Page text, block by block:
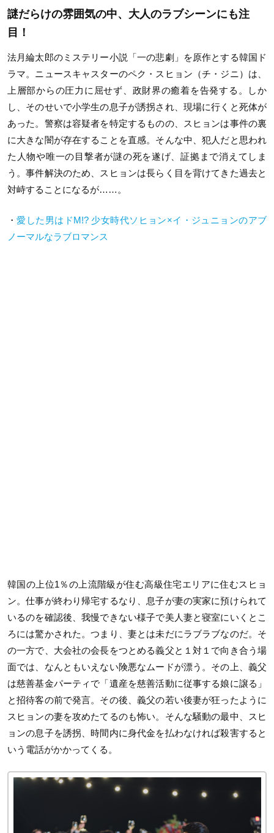
謎だらけの雰囲気の中、大人のラブシーンにも注
目！
法月綸太郎のミステリー小説「一の悲劇」を原作とする韓国ド
ラマ。ニュースキャスターのペク・スヒョン（チ・ジニ）は、
上層部からの圧力に屈せず、政財界の癒着を告発する。しか
し、そのせいで小学生の息子が誘拐され、現場に行くと死体が
あった。警察は容疑者を特定するものの、スヒョンは事件の裏
に大きな闇が存在することを直感。そんな中、犯人だと思われ
た人物や唯一の目撃者が謎の死を遂げ、証拠まで消えてしま
う。事件解決のため、スヒョンは長らく目を背けてきた過去と
対峙することになるが……。
・愛した男はドM!? 少女時代ソヒョン×イ・ジュニョンのアブ
ノーマルなラブロマンス
韓国の上位1％の上流階級が住む高級住宅エリアに住むスヒョ
ン。仕事が終わり帰宅するなり、息子が妻の実家に預けられて
いるのを確認後、我慢できない様子で美人妻と寝室にいくとこ
ろには驚かされた。つまり、妻とは未だにラブラブなのだ。そ
の一方で、大会社の会長をつとめる義父と１対１で向き合う場
面では、なんともいえない険悪なムードが漂う。その上、義父
は慈善基金パーティで「遺産を慈善活動に従事する娘に譲る」
と招待客の前で発言。その後、義父の若い後妻が狂ったように
スヒョンの妻を攻めたてるのも怖い。そんな騒動の最中、スヒ
ョンの息子を誘拐、時間内に身代金を払わなければ殺害すると
いう電話がかかってくる。